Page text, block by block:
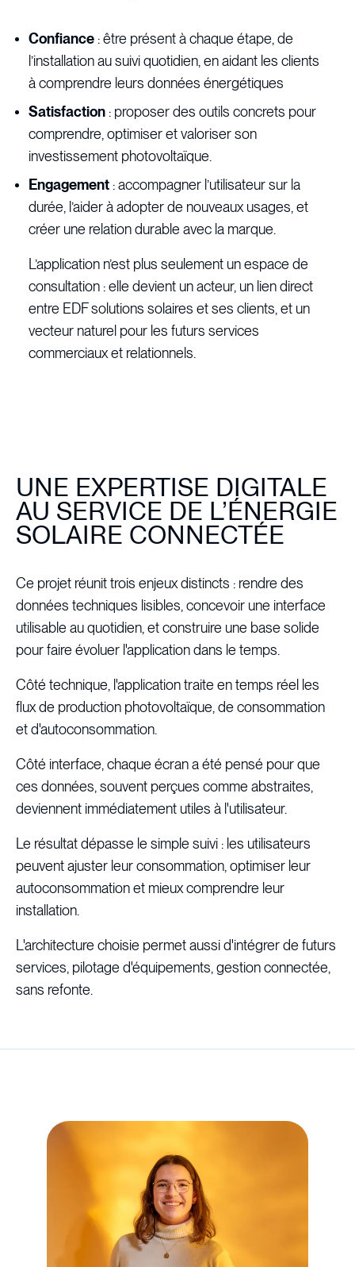
Confiance : être présent à chaque étape, de
l’installation au suivi quotidien, en aidant les clients
à comprendre leurs données énergétiques
Satisfaction : proposer des outils concrets pour
comprendre, optimiser et valoriser son
investissement photovoltaïque.
Engagement : accompagner l’utilisateur sur la
durée, l’aider à adopter de nouveaux usages, et
créer une relation durable avec la marque.
L’application n’est plus seulement un espace de
consultation : elle devient un acteur, un lien direct
entre EDF solutions solaires et ses clients, et un
vecteur naturel pour les futurs services
commerciaux et relationnels.
UNE EXPERTISE DIGITALE
AU SERVICE DE L’ÉNERGIE
SOLAIRE CONNECTÉE
Ce projet réunit trois enjeux distincts : rendre des
données techniques lisibles, concevoir une interface
utilisable au quotidien, et construire une base solide
pour faire évoluer l'application dans le temps.
Côté technique, l'application traite en temps réel les
flux de production photovoltaïque, de consommation
et d'autoconsommation.
Côté interface, chaque écran a été pensé pour que
ces données, souvent perçues comme abstraites,
deviennent immédiatement utiles à l'utilisateur.
Le résultat dépasse le simple suivi : les utilisateurs
peuvent ajuster leur consommation, optimiser leur
autoconsommation et mieux comprendre leur
installation.
L'architecture choisie permet aussi d'intégrer de futurs
services, pilotage d'équipements, gestion connectée,
sans refonte.